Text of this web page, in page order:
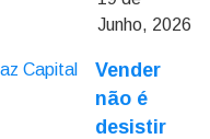
Junho, 2026
Vender
não é
desistir